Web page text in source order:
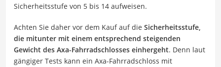
Sicherheitsstufe von 5 bis 14 aufweisen.
Achten Sie daher vor dem Kauf auf die Sicherheitsstufe,
die mitunter mit einem entsprechend steigenden
Gewicht des Axa-Fahrradschlosses einhergeht. Denn laut
gängiger Tests kann ein Axa-Fahrradschloss mit